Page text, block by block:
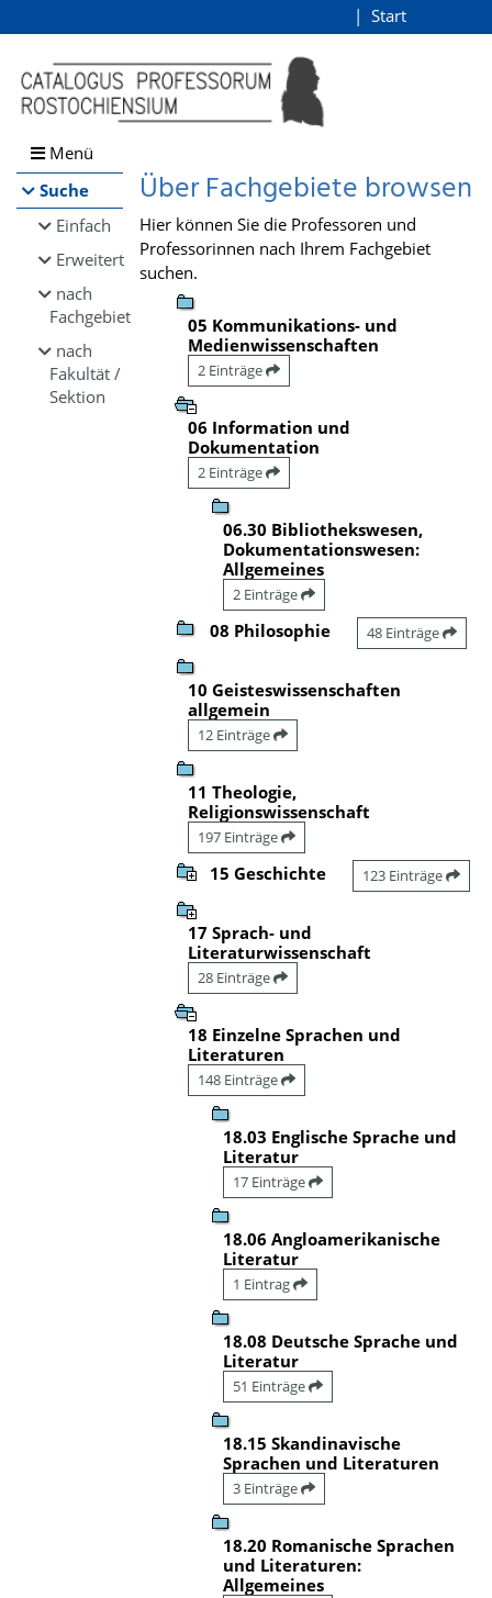
Browsen
direkt zum Inhalt
Start
Menü
Suche
Einfach
Erweitert
nach
Fachgebiet
nach
Fakultät /
Sektion
Über Fachgebiete browsen
Hier können Sie die Professoren und
Professorinnen nach Ihrem Fachgebiet
suchen.
05 Kommunikations- und
Medienwissenschaften
2 Einträge
06 Information und
Dokumentation
2 Einträge
06.30 Bibliothekswesen,
Dokumentationswesen:
Allgemeines
2 Einträge
08 Philosophie 48 Einträge
10 Geisteswissenschaften
allgemein
12 Einträge
11 Theologie,
Religionswissenschaft
197 Einträge
15 Geschichte 123 Einträge
17 Sprach- und
Literaturwissenschaft
28 Einträge
18 Einzelne Sprachen und
Literaturen
148 Einträge
18.03 Englische Sprache und
Literatur
17 Einträge
18.06 Angloamerikanische
Literatur
1 Eintrag
18.08 Deutsche Sprache und
Literatur
51 Einträge
18.15 Skandinavische
Sprachen und Literaturen
3 Einträge
18.20 Romanische Sprachen
und Literaturen:
Allgemeines